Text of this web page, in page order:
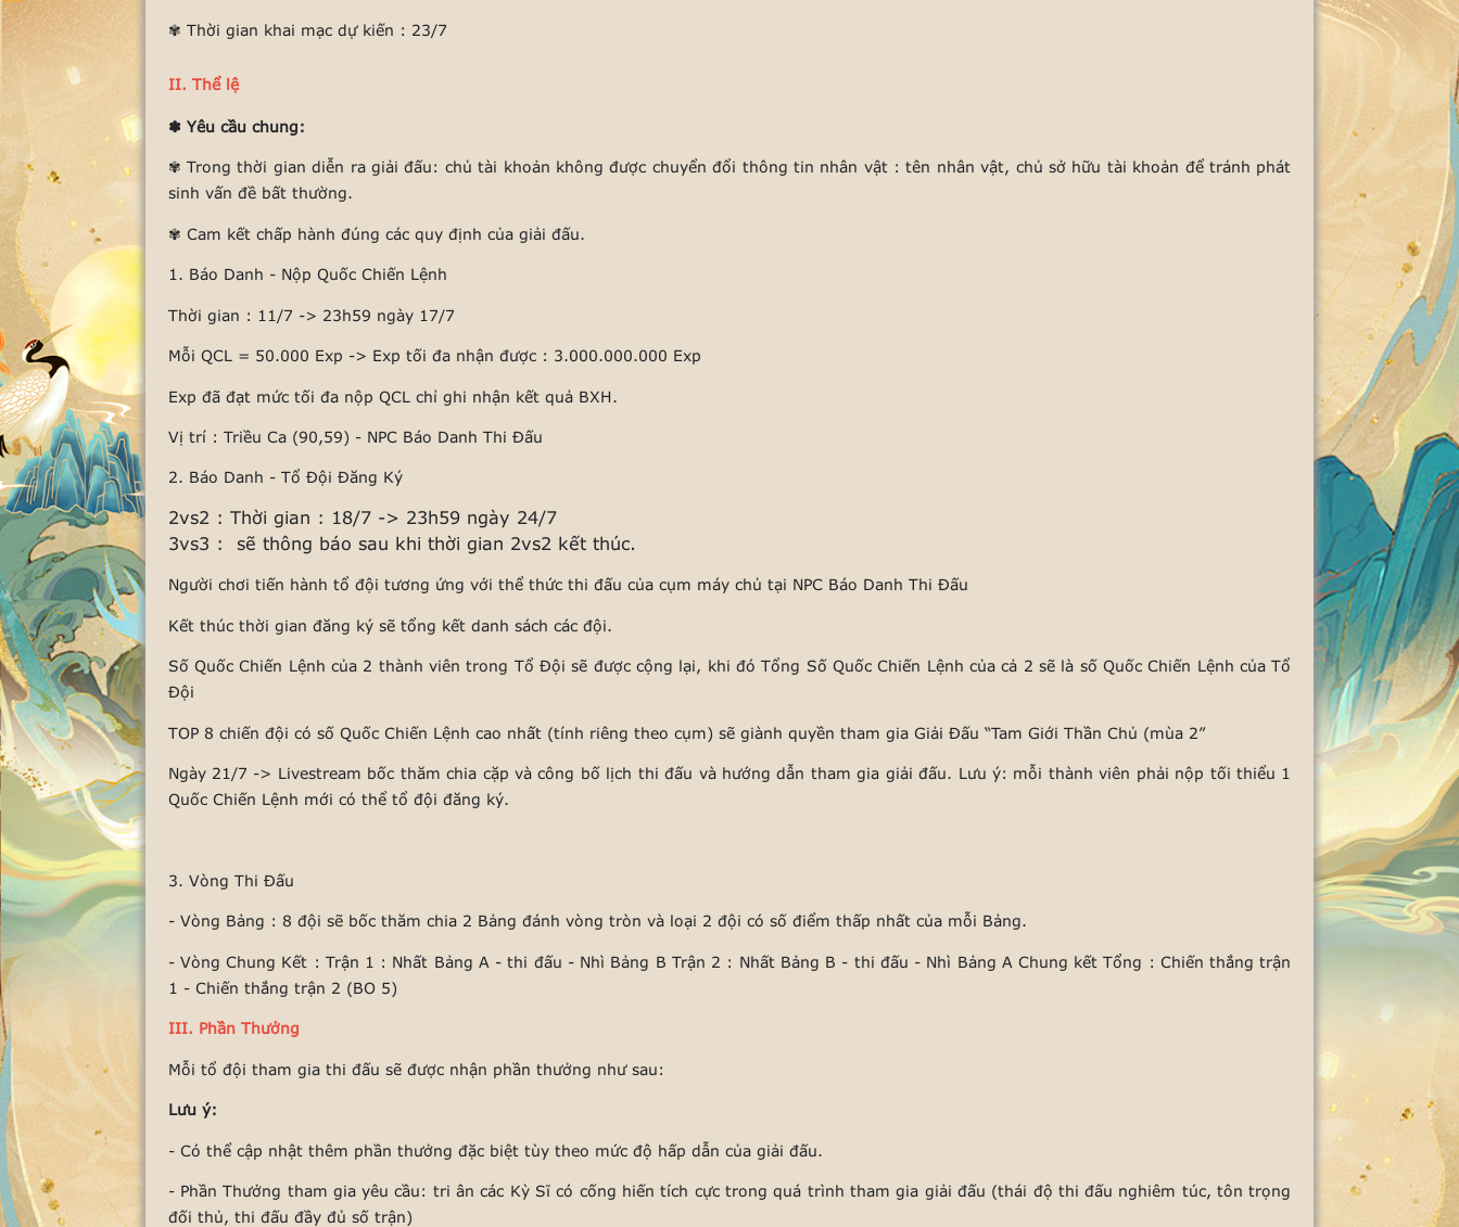
✾ Thời gian khai mạc dự kiến : 23/7
II. Thể lệ
✽ Yêu cầu chung:
✾ Trong thời gian diễn ra giải đấu: chủ tài khoản không được chuyển đổi thông tin nhân vật : tên nhân vật, chủ sở hữu tài khoản để tránh phát
sinh vấn đề bất thường.
✾ Cam kết chấp hành đúng các quy định của giải đấu.
1. Báo Danh - Nộp Quốc Chiến Lệnh
Thời gian : 11/7 -> 23h59 ngày 17/7
Mỗi QCL = 50.000 Exp -> Exp tối đa nhận được : 3.000.000.000 Exp
Exp đã đạt mức tối đa nộp QCL chỉ ghi nhận kết quả BXH.
Vị trí : Triều Ca (90,59) - NPC Báo Danh Thi Đấu
2. Báo Danh - Tổ Đội Đăng Ký
2vs2 : Thời gian : 18/7 -> 23h59 ngày 24/7
3vs3 : sẽ thông báo sau khi thời gian 2vs2 kết thúc.
Người chơi tiến hành tổ đội tương ứng với thể thức thi đấu của cụm máy chủ tại NPC Báo Danh Thi Đấu
Kết thúc thời gian đăng ký sẽ tổng kết danh sách các đội.
Số Quốc Chiến Lệnh của 2 thành viên trong Tổ Đội sẽ được cộng lại, khi đó Tổng Số Quốc Chiến Lệnh của cả 2 sẽ là số Quốc Chiến Lệnh của Tổ
Đội
TOP 8 chiến đội có số Quốc Chiến Lệnh cao nhất (tính riêng theo cụm) sẽ giành quyền tham gia Giải Đấu “Tam Giới Thần Chủ (mùa 2”
Ngày 21/7 -> Livestream bốc thăm chia cặp và công bố lịch thi đấu và hướng dẫn tham gia giải đấu. Lưu ý: mỗi thành viên phải nộp tối thiểu 1
Quốc Chiến Lệnh mới có thể tổ đội đăng ký.
3. Vòng Thi Đấu
- Vòng Bảng : 8 đội sẽ bốc thăm chia 2 Bảng đánh vòng tròn và loại 2 đội có số điểm thấp nhất của mỗi Bảng.
- Vòng Chung Kết : Trận 1 : Nhất Bảng A - thi đấu - Nhì Bảng B Trận 2 : Nhất Bảng B - thi đấu - Nhì Bảng A Chung kết Tổng : Chiến thắng trận
1 - Chiến thắng trận 2 (BO 5)
III. Phần Thưởng
Mỗi tổ đội tham gia thi đấu sẽ được nhận phần thưởng như sau:
Lưu ý:
- Có thể cập nhật thêm phần thưởng đặc biệt tùy theo mức độ hấp dẫn của giải đấu.
- Phần Thưởng tham gia yêu cầu: tri ân các Kỳ Sĩ có cống hiến tích cực trong quá trình tham gia giải đấu (thái độ thi đấu nghiêm túc, tôn trọng
đối thủ, thi đấu đầy đủ số trận)